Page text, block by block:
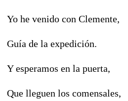
Yo he venido con Clemente,
Guía de la expedición.
Y esperamos en la puerta,
Que lleguen los comensales,